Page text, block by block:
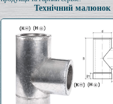
Технічний малюнок